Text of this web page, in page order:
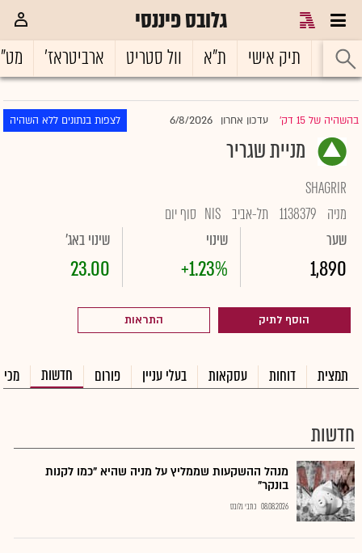
גלובס פיננסי
ראשי תיק אישי ת"א וול סטריט ארביטראז'
בהשהיה של 15 דק' |עדכון אחרון 6/8/2026 לצפות בנתונים ללא השהיה
מניית שגריר
SHAGRIR
מניה 1138379 תל-אביב NIS סוף יום
שער
1,890
שינוי
+1.23%
שינוי באג'
23.00
הוסף לתיק התראות
תמצית דוחות עסקאות בעלי עניין פורום חדשות
חדשות
מנהל ההשקעות שממליץ על מניה שהיא "כמו לקנות
בונקר"
08.08.2026 כתבי גלובס